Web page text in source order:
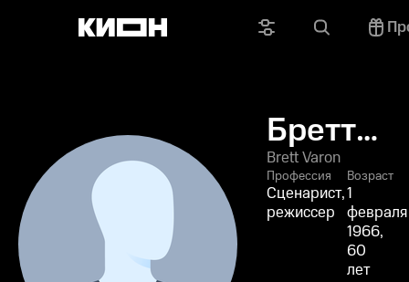
Бретт
Вэрон
Brett Varon
Профессия
Сценарист,
режиссер
Возраст
1
февраля
1966,
60
лет